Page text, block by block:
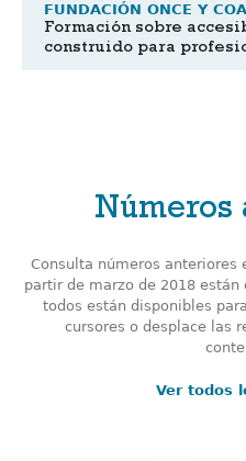
FUNDACIÓN ONCE Y
Formación sobre
construido para
Números
Consulta números anteriores
partir de marzo de 2018
todos están disponibles
cursores o desplace las
Ver todos